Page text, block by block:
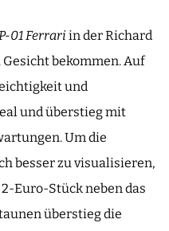
01 Ferrariin der Richard
bekommen. Auf
und
und überstieg mit
Um die
besser zu visualisieren,
Euro-Stück neben das
überstieg die